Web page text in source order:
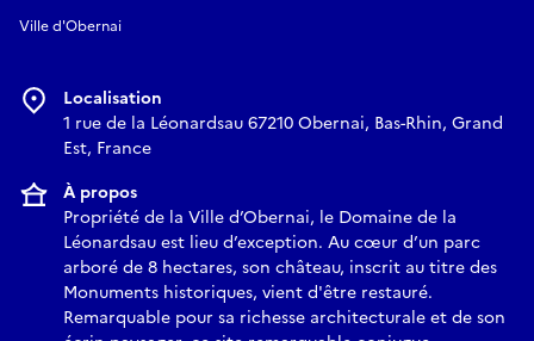
Ville d'Obernai
Localisation
1 rue de la Léonardsau 67210 Obernai, Bas-Rhin, Grand
Est, France
À propos
Propriété de la Ville d’Obernai, le Domaine de la
Léonardsau est lieu d’exception. Au cœur d’un parc
arboré de 8 hectares, son château, inscrit au titre des
Monuments historiques, vient d'être restauré.
Remarquable pour sa richesse architecturale et de son